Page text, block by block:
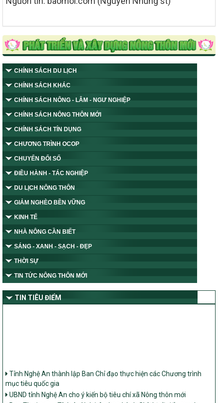
CHÍNH SÁCH DU LỊCH
CHÍNH SÁCH KHÁC
CHÍNH SÁCH NÔNG - LÂM - NGƯ NGHIỆP
CHÍNH SÁCH NÔNG THÔN MỚI
CHÍNH SÁCH TÍN DỤNG
CHƯƠNG TRÌNH OCOP
CHUYỂN ĐỔI SỐ
ĐIỀU HÀNH - TÁC NGHIỆP
DU LỊCH NÔNG THÔN
GIẢM NGHÈO BỀN VỮNG
KINH TẾ
NHÀ NÔNG CẦN BIẾT
SÁNG - XANH - SẠCH - ĐẸP
THỜI SỰ
TIN TỨC NÔNG THÔN MỚI
TIN TIÊU ĐIỂM
mục tiêu quốc gia
UBND tỉnh Nghệ An cho ý kiến bộ tiêu chí xã Nông thôn mới
Ban Thường vụ Tỉnh ủy Nghệ An ban hành Chỉ thị về đẩy mạnh